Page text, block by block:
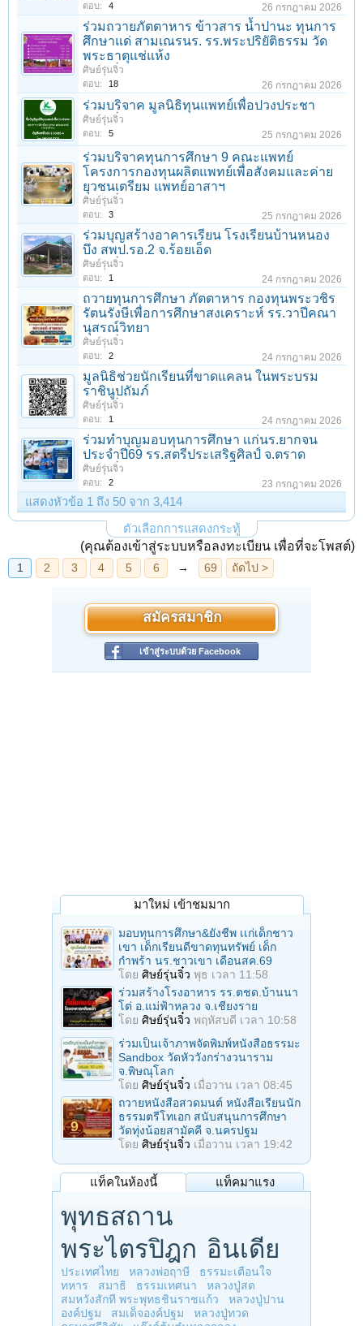
ตอบ: 4 26 กรกฎาคม 2026
ร่วมถวายภัตตาหาร ข้าวสาร น้ำปานะ ทุนการ
ศึกษาแด่ สามเณรนร. รร.พระปริยัติธรรม วัด
พระธาตุแช่แห้ง
ศิษย์รุ่นจิ๋ว
ตอบ: 18 26 กรกฎาคม 2026
ร่วมบริจาค มูลนิธิทุนแพทย์เพื่อปวงประชา
ศิษย์รุ่นจิ๋ว
ตอบ: 5 25 กรกฎาคม 2026
ร่วมบริจาคทุนการศึกษา 9 คณะแพทย์
โครงการกองทุนผลิตแพทย์เพื่อสังคมและค่าย
ยุวชนเตรียม แพทย์อาสาฯ
ศิษย์รุ่นจิ๋ว
ตอบ: 3 25 กรกฎาคม 2026
ร่วมบุญสร้างอาคารเรียน โรงเรียนบ้านหนอง
บึง สพป.รอ.2 จ.ร้อยเอ็ด
ศิษย์รุ่นจิ๋ว
ตอบ: 1 24 กรกฎาคม 2026
ถวายทุนการศึกษา ภัตตาหาร กองทุนพระวชิร
รัตนรังษีเพื่อการศึกษาสงเคราะห์ รร.วาปีคณา
นุสรณ์วิทยา
ศิษย์รุ่นจิ๋ว
ตอบ: 2 24 กรกฎาคม 2026
มูลนิธิช่วยนักเรียนที่ขาดแคลน ในพระบรม
ราชินูปถัมภ์
ศิษย์รุ่นจิ๋ว
ตอบ: 1 24 กรกฎาคม 2026
ร่วมทําบุญมอบทุนการศึกษา เเก่นร.ยากจน
ประจําปี69 รร.สตรีประเสริฐศิลป์ จ.ตราด
ศิษย์รุ่นจิ๋ว
ตอบ: 2 23 กรกฎาคม 2026
แสดงหัวข้อ 1 ถึง 50 จาก 3,414
ตัวเลือกการแสดงกระทู้
(คุณต้องเข้าสู่ระบบหรือลงทะเบียน เพื่อที่จะโพสต์)
สมัครสมาชิก
เข้าสู่ระบบด้วย Facebook
มาใหม่ เข้าชมมาก
มอบทุนการศึกษา&ยังชีพ เเก่เด็กชาว
เขา เด็กเรียนดีขาดทุนทรัพย์ เด็ก
กำพร้า นร.ชาวเขา เดือนสค.69
โดย ศิษย์รุ่นจิ๋ว พุธ เวลา 11:58
ร่วมสร้างโรงอาหาร รร.ตชด.บ้านนา
โต่ อ.แม่ฟ้าหลวง จ.เชียงราย
โดย ศิษย์รุ่นจิ๋ว พฤหัสบดี เวลา 10:58
ร่วมเป็นเจ้าภาพจัดพิมพ์หนังสือธรรมะ
Sandbox วัดหัววังกร่างวนาราม
จ.พิษณุโลก
โดย ศิษย์รุ่นจิ๋ว เมื่อวาน เวลา 08:45
ถวายหนังสือสวดมนต์ หนังสือเรียนนัก
ธรรมตรีโทเอก สนับสนุนการศึกษา
วัดทุ่งน้อยสามัคคี จ.นครปฐม
โดย ศิษย์รุ่นจิ๋ว เมื่อวาน เวลา 19:42
แท็คในห้องนี้ แท็คมาแรง
พุทธสถาน
พระไตรปิฎก อินเดีย
ประเทศไทย หลวงพ่อฤาษี
ธรรมะเตือนใจ
ทหาร
สมาธิ ธรรมเทศนา
หลวงปู่สด
สมหวังสักที พระพุทธชินราชแก้ว
หลวงปู่ปาน
องค์ปฐม
สมเด็จองค์ปฐม
หลวงปู่ทวด